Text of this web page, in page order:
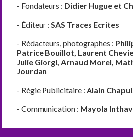
- Fondateurs : Didier Hugue et
- Éditeur :SAS Traces Ecrites
- Rédacteurs, photographes :
Patrice Bouillot, Laurent
Julie Giorgi, Arnaud Morel,
Jourdan
- Régie Publicitaire :Alain
- Communication : Mayola